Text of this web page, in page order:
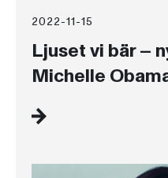
2022-11-15
Ljuset vi bär –
Michelle